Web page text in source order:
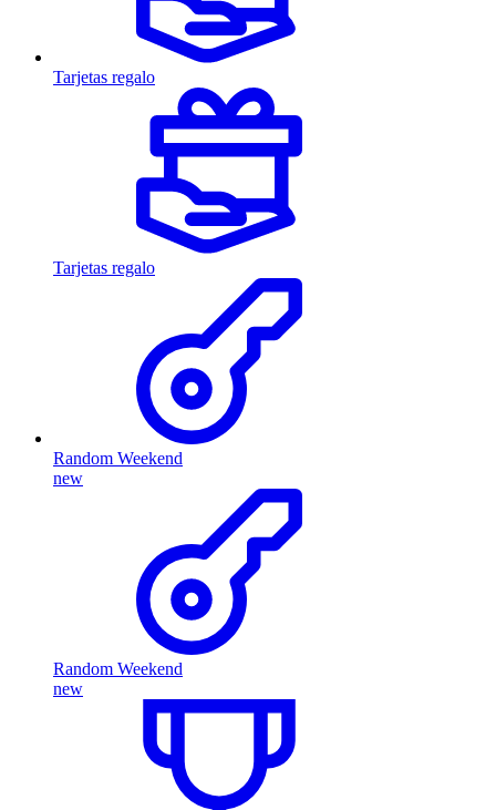
Tarjetas regalo
Tarjetas regalo
Random Weekend
new
Random Weekend
new